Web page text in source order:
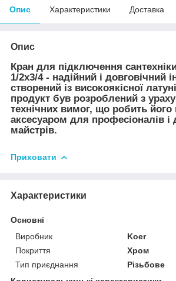
Опис Характеристики Доставка
Опис
Кран для підключення
1/2x3/4 - надійний і довговічний
створений із високоякісної
продукт був розроблений з
технічних вимог, що робить його
аксесуаром для професіоналів і
майстрів.
Приховати
Характеристики
Основні
Виробник
Koer
Покриття
Хром
Тип приєднання
Різьбове